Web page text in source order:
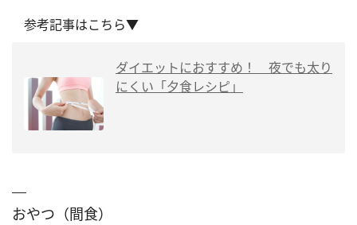
参考記事はこちら▼
ダイエットにおすすめ！ 夜でも太り
にくい「夕食レシピ」
おやつ（間食）